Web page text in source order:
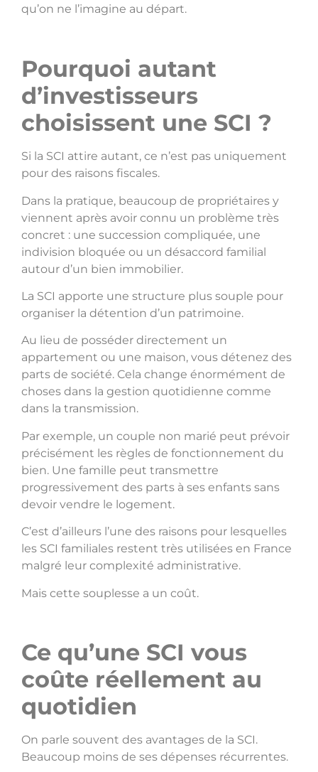
qu’on ne l’imagine au départ.
Pourquoi autant
d’investisseurs
choisissent une SCI ?
Si la SCI attire autant, ce n’est pas uniquement
pour des raisons fiscales.
Dans la pratique, beaucoup de propriétaires y
viennent après avoir connu un problème très
concret : une succession compliquée, une
indivision bloquée ou un désaccord familial
autour d’un bien immobilier.
La SCI apporte une structure plus souple pour
organiser la détention d’un patrimoine.
Au lieu de posséder directement un
appartement ou une maison, vous détenez des
parts de société. Cela change énormément de
choses dans la gestion quotidienne comme
dans la transmission.
Par exemple, un couple non marié peut prévoir
précisément les règles de fonctionnement du
bien. Une famille peut transmettre
progressivement des parts à ses enfants sans
devoir vendre le logement.
C’est d’ailleurs l’une des raisons pour lesquelles
les SCI familiales restent très utilisées en France
malgré leur complexité administrative.
Mais cette souplesse a un coût.
Ce qu’une SCI vous
coûte réellement au
quotidien
On parle souvent des avantages de la SCI.
Beaucoup moins de ses dépenses récurrentes.